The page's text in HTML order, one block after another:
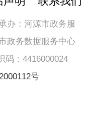
办：河源市政务服
政务数据服务中心
码：4416000024
号